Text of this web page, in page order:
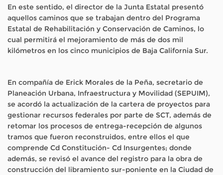
En este sentido, el director de la Junta Estatal presentó
aquellos caminos que se trabajan dentro del Programa
Estatal de Rehabilitación y Conservación de Caminos, lo
cual permitirá el mejoramiento de más de dos mil
kilómetros en los cinco municipios de Baja California Sur.
En compañía de Erick Morales de la Peña, secretario de
Planeación Urbana, Infraestructura y Movilidad (SEPUIM),
se acordó la actualización de la cartera de proyectos para
gestionar recursos federales por parte de SCT, además de
retomar los procesos de entrega-recepción de algunos
tramos que fueron reconstruidos, entre ellos el que
comprende Cd Constitución- Cd Insurgentes; donde
además, se revisó el avance del registro para la obra de
construcción del libramiento sur-poniente en la Ciudad de